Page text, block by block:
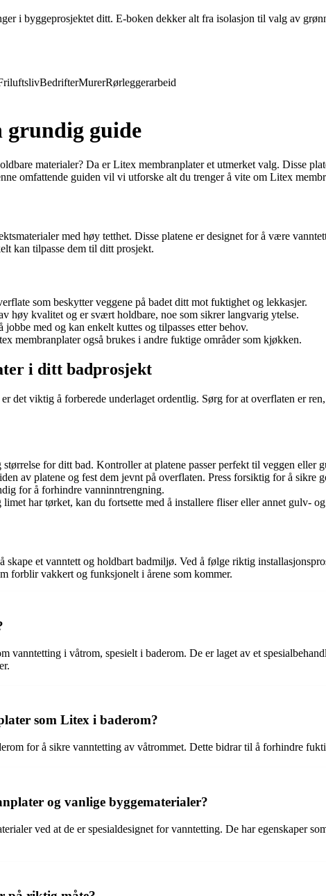
i byggeprosjektet ditt. E-boken dekker alt fra isolasjon til valg av
BedrifterMurerRørleggerarbeid
guide
materialer? Da er Litex membranplater et utmerket valg. Disse
omfattende guiden vil vi utforske alt du trenger å vite om Litex
med høy tetthet. Disse platene er designet for å være
kan tilpasse dem til ditt prosjekt.
som beskytter veggene på badet ditt mot fuktighet og lekkasjer.
høy kvalitet og er svært holdbare, noe som sikrer langvarig ytelse.
med og kan enkelt kuttes og tilpasses etter behov.
membranplater også brukes i andre fuktige områder som kjøkken.
i ditt badprosjekt
det viktig å forberede underlaget ordentlig. Sørg for at overflaten er
for ditt bad. Kontroller at platene passer perfekt til veggen eller
av platene og fest dem jevnt på overflaten. Press forsiktig for å sikre
for å forhindre vanninntrengning.
limet har tørket, kan du fortsette med å installere fliser eller annet gulv-
skape et vanntett og holdbart badmiljø. Ved å følge riktig
forblir vakkert og funksjonelt i årene som kommer.
vanntetting i våtrom, spesielt i baderom. De er laget av et
som Litex i baderom?
for å sikre vanntetting av våtrommet. Dette bidrar til å forhindre
og vanlige byggematerialer?
ved at de er spesialdesignet for vanntetting. De har egenskaper